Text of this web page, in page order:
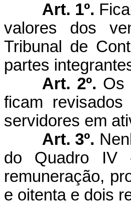
Art. 1º.
valores dos
Tribunal de
partes
Art. 2º. Os
ficam
servidores em
Art. 3º.
do Quadro IV
remuneração,
e oitenta e dois